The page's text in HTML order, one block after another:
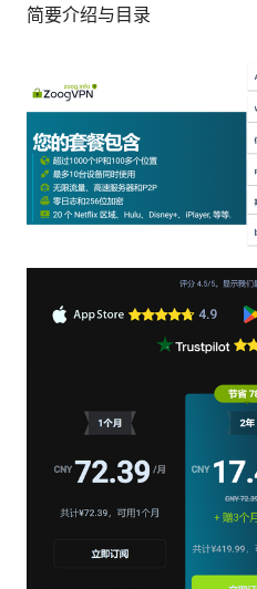
简要介绍与目录